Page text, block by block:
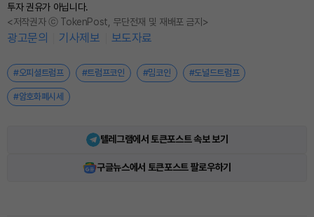
투자 권유가 아닙니다.
<저작권자 ⓒ TokenPost, 무단전재 및 재배포 금지>
광고문의 기사제보 보도자료
#오피셜트럼프 #트럼프코인 #밈코인 #도널드트럼프
#암호화폐시세
텔레그램에서 토큰포스트 속보 보기
구글뉴스에서 토큰포스트 팔로우하기